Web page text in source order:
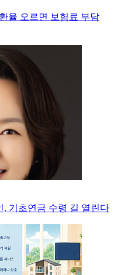
율 오르면 보험료 부담
, 기초연금 수령 길 열린다